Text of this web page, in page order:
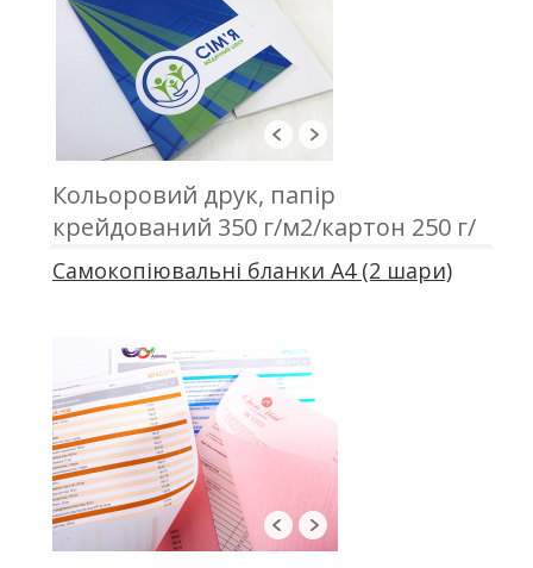
Кольоровий друк, папір
крейдований 350 г/м2/картон 250 г/
м2, ламінація, приклеєна кишеня
Самокопіювальні бланки А4 (2 шари)